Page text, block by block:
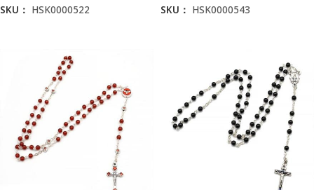
SKU： HSK0000522 SKU： HSK0000543